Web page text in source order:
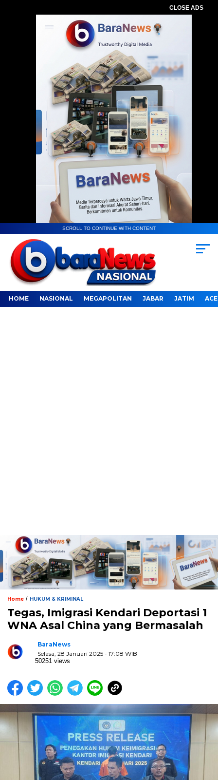
CLOSE ADS
SCROLL TO CONTINUE WITH CONTENT
HOME NASIONAL MEGAPOLITAN JABAR JATIM
Home / HUKUM & KRIMINAL
Tegas, Imigrasi Kendari Deportasi 1
WNA Asal China yang Bermasalah
BaraNews
Selasa, 28 Januari 2025 - 17:08 WIB
50251 views